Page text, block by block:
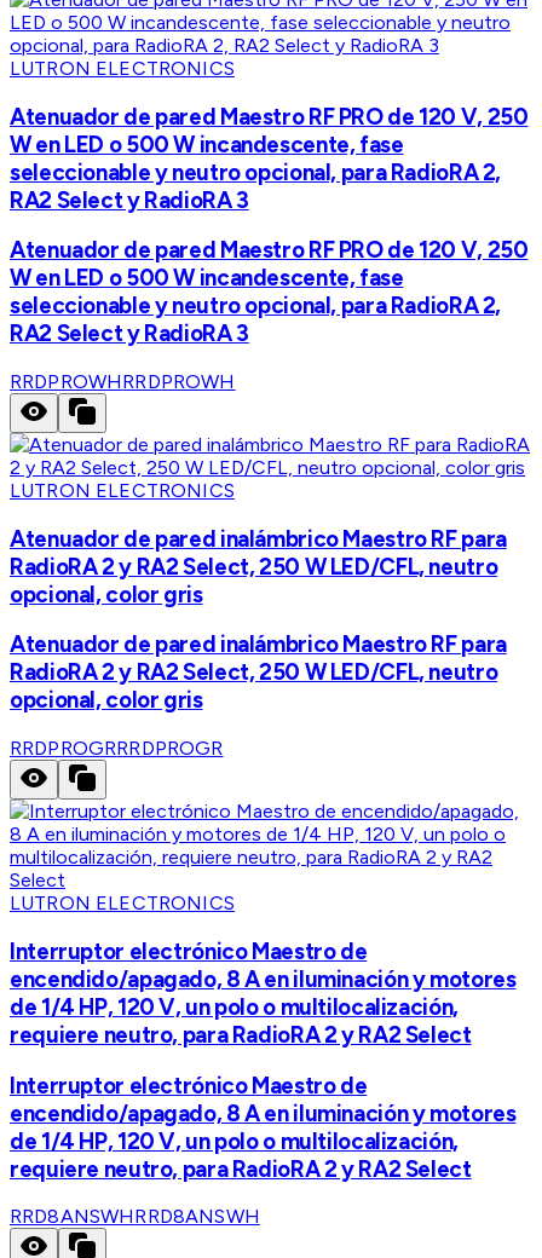
LUTRON ELECTRONICS
Atenuador de pared Maestro RF PRO de 120 V, 250
W en LED o 500 W incandescente, fase
seleccionable y neutro opcional, para RadioRA 2,
RA2 Select y RadioRA 3
Atenuador de pared Maestro RF PRO de 120 V, 250
W en LED o 500 W incandescente, fase
seleccionable y neutro opcional, para RadioRA 2,
RA2 Select y RadioRA 3
RRDPROWHRRDPROWH
LUTRON ELECTRONICS
Atenuador de pared inalámbrico Maestro RF para
RadioRA 2 y RA2 Select, 250 W LED/CFL, neutro
opcional, color gris
Atenuador de pared inalámbrico Maestro RF para
RadioRA 2 y RA2 Select, 250 W LED/CFL, neutro
opcional, color gris
RRDPROGRRRDPROGR
LUTRON ELECTRONICS
Interruptor electrónico Maestro de
encendido/apagado, 8 A en iluminación y motores
de 1/4 HP, 120 V, un polo o multilocalización,
requiere neutro, para RadioRA 2 y RA2 Select
Interruptor electrónico Maestro de
encendido/apagado, 8 A en iluminación y motores
de 1/4 HP, 120 V, un polo o multilocalización,
requiere neutro, para RadioRA 2 y RA2 Select
RRD8ANSWHRRD8ANSWH